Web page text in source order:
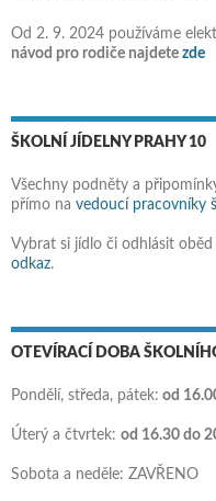
Od 2. 9. 2024 používáme
návod pro rodiče najdete zde
ŠKOLNÍ JÍDELNY PRAHY 10
Všechny podněty a
přímo na vedoucí pracovníky
Vybrat si jídlo či odhlásit
odkaz.
OTEVÍRACÍ DOBA
Pondělí, středa, pátek: od
Úterý a čtvrtek: od 16.30 do
Sobota a neděle: ZAVŘENO